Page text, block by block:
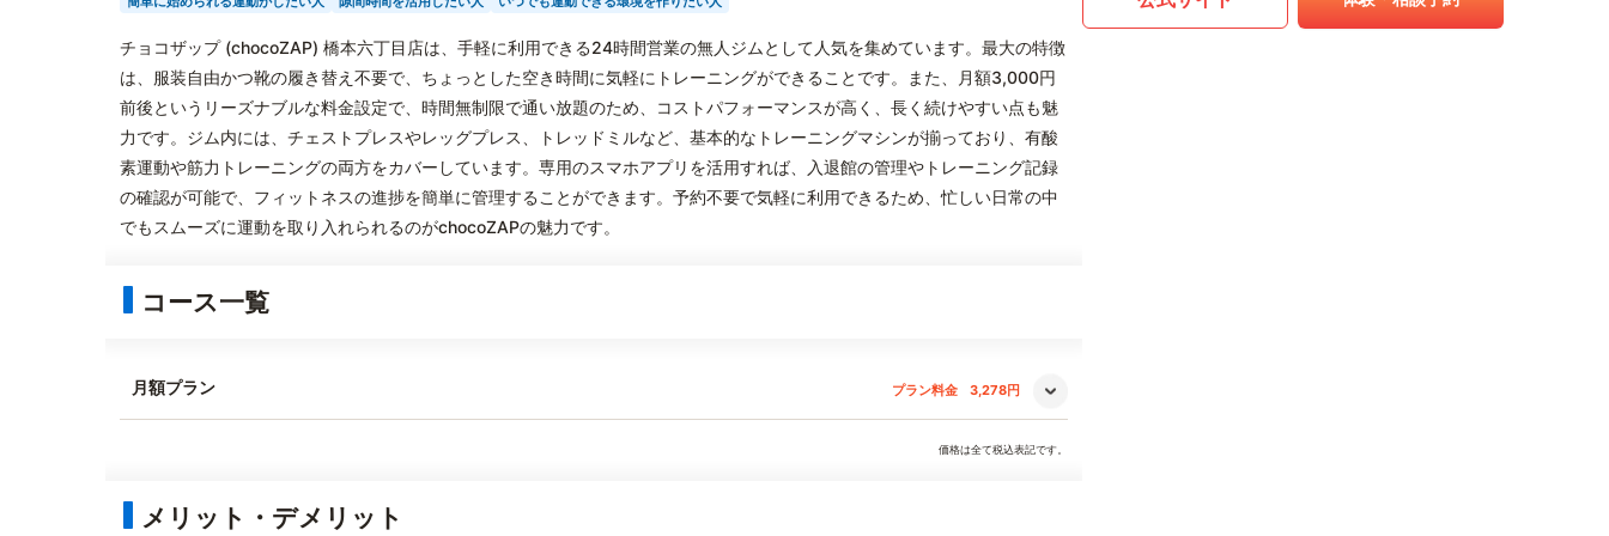
チョコザップ (chocoZAP) 橋本六丁目店は、手軽に利用できる24時間営業の無人ジムとして人気を集めています。最大の特徴
は、服装自由かつ靴の履き替え不要で、ちょっとした空き時間に気軽にトレーニングができることです。また、月額3,000円
前後というリーズナブルな料金設定で、時間無制限で通い放題のため、コストパフォーマンスが高く、長く続けやすい点も魅
力です。ジム内には、チェストプレスやレッグプレス、トレッドミルなど、基本的なトレーニングマシンが揃っており、有酸
素運動や筋力トレーニングの両方をカバーしています。専用のスマホアプリを活用すれば、入退館の管理やトレーニング記録
の確認が可能で、フィットネスの進捗を簡単に管理することができます。予約不要で気軽に利用できるため、忙しい日常の中
でもスムーズに運動を取り入れられるのがchocoZAPの魅力です。
コース一覧
月額プラン プラン料金 3,278円
価格は全て税込表記です。
メリット・デメリット